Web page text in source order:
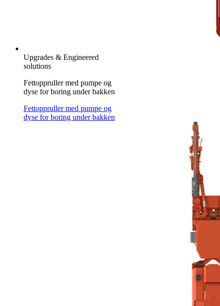
Upgrades & Engineered
solutions
Fettoppruller med pumpe og
dyse for boring under bakken
Fettoppruller med pumpe og
dyse for boring under bakken